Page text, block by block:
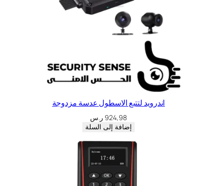
اندرويد لتتبع الاسطول عدسة مزدوجة
924,98 ر.س
إضافة إلى السلة